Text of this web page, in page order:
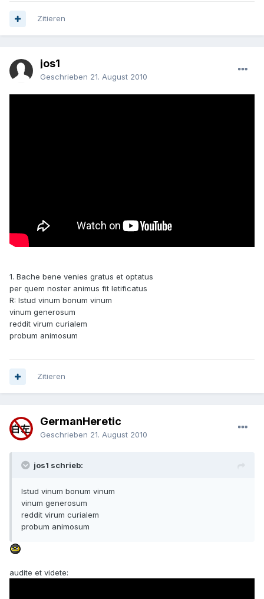
Zitieren
jos1
Geschrieben 21. August 2010
1. Bache bene venies gratus et optatus
per quem noster animus fit letificatus
R: Istud vinum bonum vinum
vinum generosum
reddit virum curialem
probum animosum
Zitieren
GermanHeretic
Geschrieben 21. August 2010
jos1 schrieb:
Istud vinum bonum vinum
vinum generosum
reddit virum curialem
probum animosum
audite et videte: